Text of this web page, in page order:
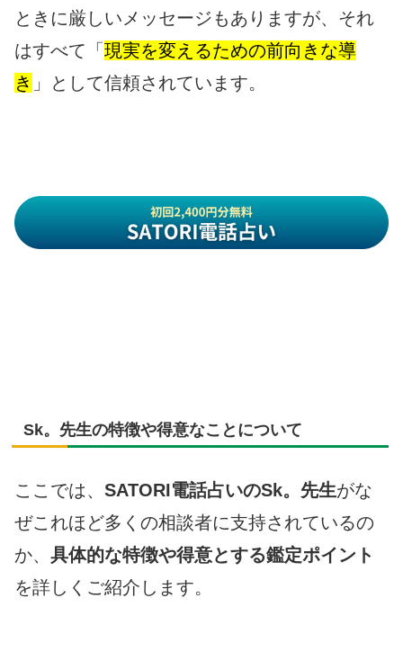
ときに厳しいメッセージもありますが、それ
はすべて「 現実を変えるための前向きな導
き 」として信頼されています。
Sk。先生の特徴や得意なことについて
ここでは、 SATORI電話占いのSk。先生がな
ぜこれほど多くの相談者に支持されているの
か、 具体的な特徴や得意とする鑑定ポイント
を詳しくご紹介します。